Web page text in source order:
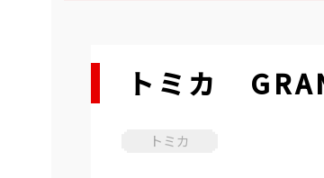
トミカ
トミカ